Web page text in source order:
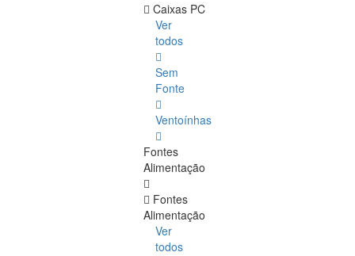
Caixas PC
Ver
todos
Sem
Fonte
Ventoínhas
Fontes
Alimentação
Fontes
Alimentação
Ver
todos